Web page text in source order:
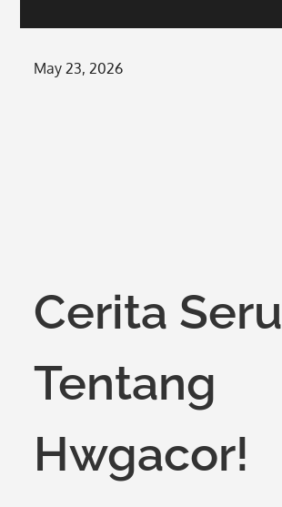
Posted
May 23, 2026
Cerita Seru
Tentang
Hwgacor!